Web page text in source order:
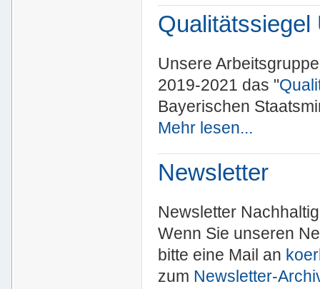
Qualitätssiegel
Unsere
2019-2021 das "
Bayerischen
Mehr lesen...
Newsletter
Newsletter
Wenn Sie unseren
bitte eine Mail an
zum Newsletter-